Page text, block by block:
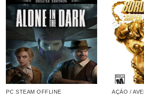
PC STEAM OFFLINE AÇÃO /